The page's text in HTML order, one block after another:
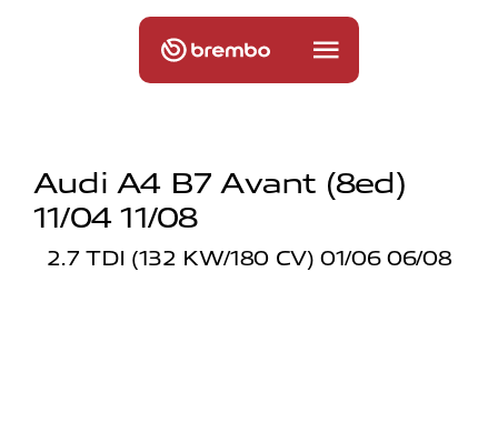
Audi A4 B7 Avant (8ed)
11/04 11/08
2.7 TDI (132 KW/180 CV) 01/06 06/08